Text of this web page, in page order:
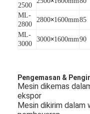
2500
ML-
2800
2800×1600mm85
ML-
3000
3000×1600mm90
Pengemasan &
Mesin dikemas
ekspor
Mesin dikirim dalam